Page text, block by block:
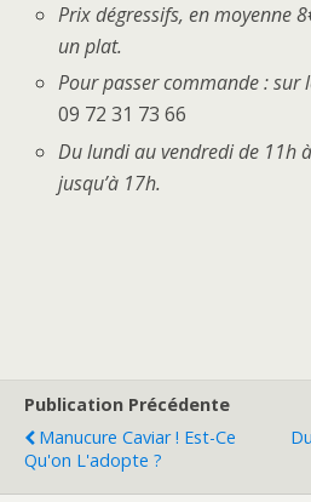
Prix dégressifs, en moyenne
un plat.
Pour passer commande : sur
09 72 31 73 66
Du lundi au vendredi de 11h
jusqu’à 17h.
Publication Précédente
Manucure Caviar ! Est-Ce
Qu'on L'adopte ?